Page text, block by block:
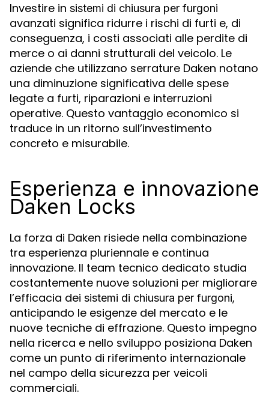
Investire in sistemi di chiusura per furgoni
avanzati significa ridurre i rischi di furti e, di
conseguenza, i costi associati alle perdite di
merce o ai danni strutturali del veicolo. Le
aziende che utilizzano serrature Daken notano
una diminuzione significativa delle spese
legate a furti, riparazioni e interruzioni
operative. Questo vantaggio economico si
traduce in un ritorno sull’investimento
concreto e misurabile.
Esperienza e innovazione
Daken Locks
La forza di Daken risiede nella combinazione
tra esperienza pluriennale e continua
innovazione. Il team tecnico dedicato studia
costantemente nuove soluzioni per migliorare
l’efficacia dei sistemi di chiusura per furgoni,
anticipando le esigenze del mercato e le
nuove tecniche di effrazione. Questo impegno
nella ricerca e nello sviluppo posiziona Daken
come un punto di riferimento internazionale
nel campo della sicurezza per veicoli
commerciali.